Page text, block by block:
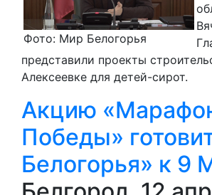
Фото: Мир Белогорья
представили проекты
Алексеевке для детей-сирот.
Акцию
Победы»
Белогорья» к 9